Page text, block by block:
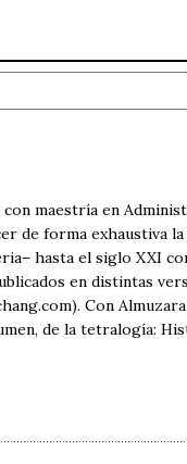
maestría en
de forma exhaustiva
hasta el siglo XXI
en distintas
Con
de la tetralogía: